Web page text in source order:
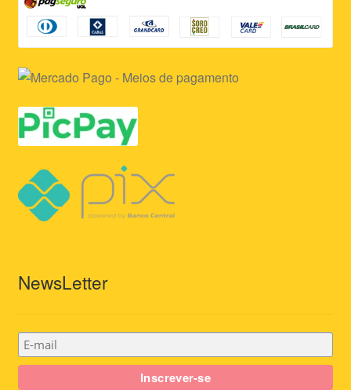
NewsLetter